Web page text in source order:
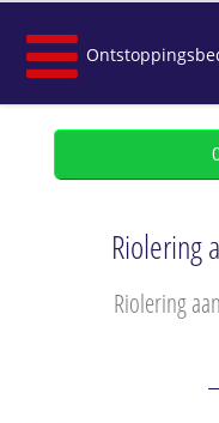
Riolering
Riolering